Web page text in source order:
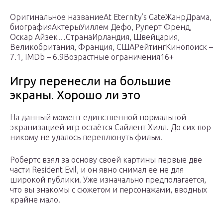
Оригинальное названиеAt Eternity’s GateЖанрДрама,
биографияАктерыУиллем Дефо, Руперт Френд,
Оскар Айзек…СтранаИрландия, Швейцария,
Великобритания, Франция, СШАРейтингКинопоиск –
7.1, IMDb – 6.9Возрастные ограничения16+
Игру перенесли на большие
экраны. Хорошо ли это
На данный момент единственной нормальной
экранизацией игр остаётся Сайлент Хилл. До сих пор
никому не удалось переплюнуть фильм.
Робертс взял за основу своей картины первые две
части Resident Evil, и он явно снимал ее не для
широкой публики. Уже изначально предполагается,
что вы знакомы с сюжетом и персонажами, вводных
крайне мало.